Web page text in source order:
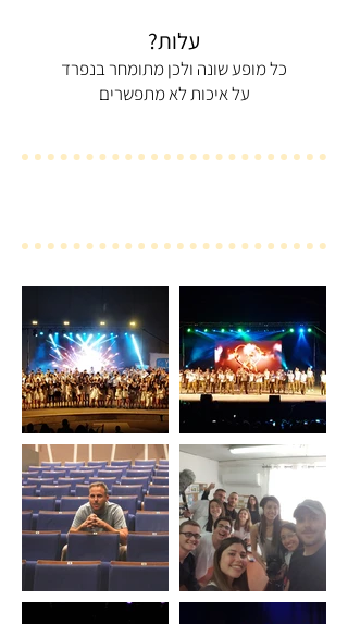
עלות?
כל מופע שונה ולכן מתומחר בנפרד
על איכות לא מתפשרים